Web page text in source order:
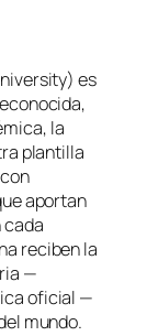
es
la
plantilla
aportan
cada
reciben la
—
oficial —
mundo.